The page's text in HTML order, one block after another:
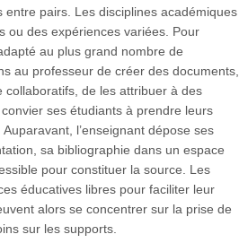
pairs. Les disciplines académiques
ou des expériences variées. Pour
au plus grand nombre de
au professeur de créer des documents,
collaboratifs, de les attribuer à des
ses étudiants à prendre leurs
l’enseignant dépose ses
sa bibliographie dans un espace
pour constituer la source. Les
éducatives libres pour faciliter leur
alors se concentrer sur la prise de
sur les supports.